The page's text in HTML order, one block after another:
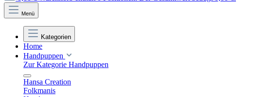
Menü
Kategorien
Home
Handpuppen
Zur Kategorie Handpuppen
Hansa Creation
Folkmanis